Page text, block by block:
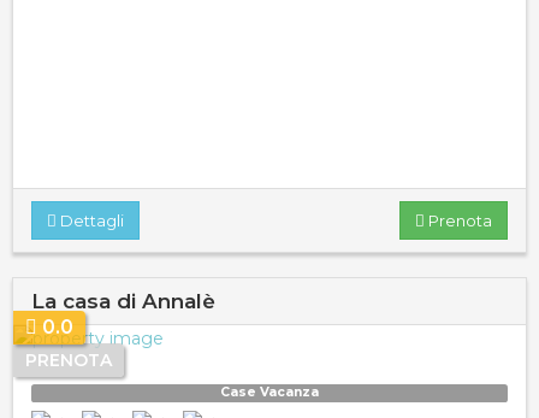
Prenota
Dettagli
La casa di Annalè
PRENOTA
0.0
Case Vacanza